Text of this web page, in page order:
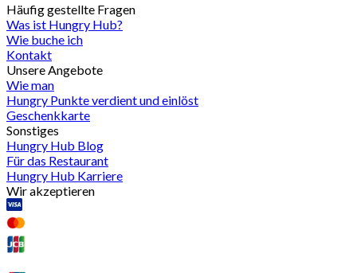
Häufig gestellte Fragen
Was ist Hungry Hub?
Wie buche ich
Kontakt
Unsere Angebote
Wie man
Hungry Punkte verdient und einlöst
Geschenkkarte
Sonstiges
Hungry Hub Blog
Für das Restaurant
Hungry Hub Karriere
Wir akzeptieren